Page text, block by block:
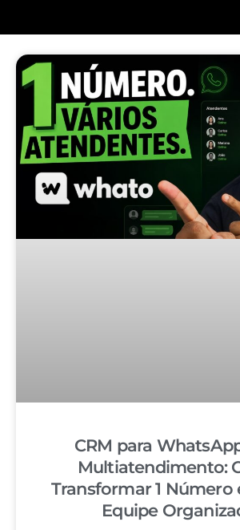
CRM para
Multiatendimento:
Transformar 1 Número
Equipe